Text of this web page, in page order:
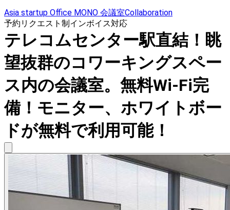
Asia startup Office MONO 会議室Collaboration
予約リクエスト制インボイス対応
テレコムセンター駅直結！眺
望抜群のコワーキングスペー
ス内の会議室。無料Wi-Fi完
備！モニター、ホワイトボー
ドが無料で利用可能！